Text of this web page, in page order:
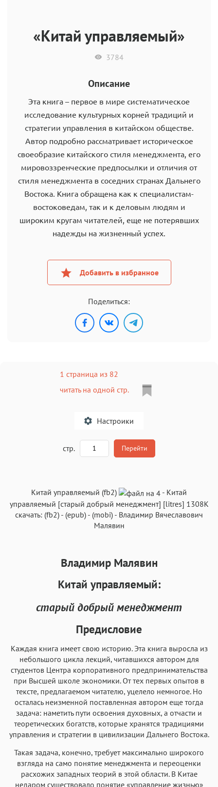
«Китай управляемый»
3784
Описание
Эта книга – первое в мире систематическое
исследование культурных корней традиций и
стратегии управления в китайском обществе.
Автор подробно рассматривает историческое
своеобразие китайского стиля менеджмента, его
мировоззренческие предпосылки и отличия от
стиля менеджмента в соседних странах Дальнего
Востока. Книга обращена как к специалистам-
востоковедам, так и к деловым людям и
широким кругам читателей, еще не потерявших
надежды на жизненный успех.
Добавить в избранное
Поделиться:
1 страница из 82
читать на одной стр.
Настроики
Аа
Garamond
Аа
Fira Sans
Аа Аа
Аа
Arial Georgia
Аа
Courier
Аа
Courier New
Аа
Menlo
Аа
SF Mono
стр. Перейти
Китай управляемый (fb2) - Китай
управляемый [старый добрый менеджмент] [litres] 1308K
скачать: (fb2) - (epub) - (mobi) - Владимир Вячеславович
Малявин
Владимир Малявин
Китай управляемый:
старый добрый менеджмент
Предисловие
Каждая книга имеет свою историю. Эта книга выросла из
небольшого цикла лекций, читавшихся автором для
студентов Центра корпоративного предпринимательства
при Высшей школе экономики. От тех первых опытов в
тексте, предлагаемом читателю, уцелело немногое. Но
осталась неизменной поставленная автором еще тогда
задача: наметить пути освоения духовных, а отчасти и
теоретических богатств, которые хранятся традициями
управления и стратегии в цивилизации Дальнего Востока.
Такая задача, конечно, требует максимально широкого
взгляда на само понятие менеджмента и переоценки
расхожих западных теорий в этой области. В Китае
недаром существовало понятие «управление жизнью»